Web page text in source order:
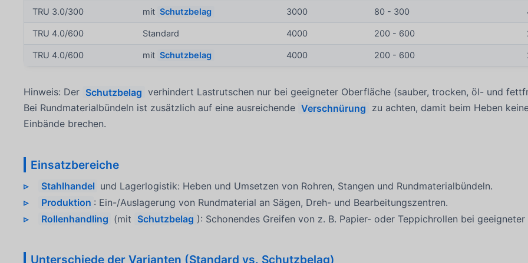
TRU 3.0/300 mit Schutzbelag 3000 80 - 300
TRU 4.0/600 Standard 4000 200 - 600
TRU 4.0/600 mit Schutzbelag 4000 200 - 600
Hinweis: Der Schutzbelag verhindert Lastrutschen nur bei geeigneter Oberfläche (sauber, trocken, öl- und
Bei Rundmaterialbündeln ist zusätzlich auf eine ausreichende Verschnürung zu achten, damit beim Heben
Einbände brechen.
Einsatzbereiche
Stahlhandel und Lagerlogistik: Heben und Umsetzen von Rohren, Stangen und Rundmaterialbündeln.
Produktion : Ein-/Auslagerung von Rundmaterial an Sägen, Dreh- und Bearbeitungszentren.
Rollenhandling (mit Schutzbelag ): Schonendes Greifen von z. B. Papier- oder Teppichrollen bei
Unterschiede der Varianten (Standard vs. Schutzbelag)